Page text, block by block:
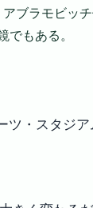
ブラモビッチ
もある。
・スタジア